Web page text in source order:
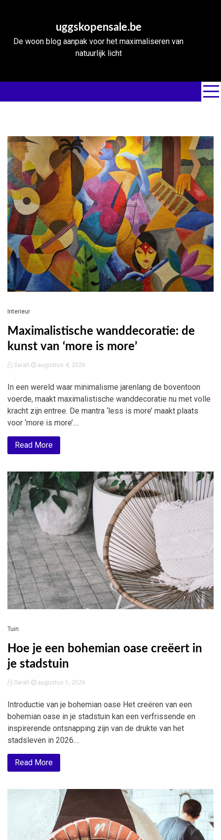
uggskopensale.be
De woon blog aanpak voor het maximaliseren van
natuurlijk licht
Interieur
Maximalistische wanddecoratie: de
kunst van ‘more is more’
Sarah augustus 4, 2026
In een wereld waar minimalisme jarenlang de boventoon
voerde, maakt maximalistische wanddecoratie nu met volle
kracht zijn entree. De mantra ‘less is more’ maakt plaats
voor ‘more is more’....
Read More
Tuin
Hoe je een bohemian oase creëert in
je stadstuin
Sarah augustus 1, 2026
Introductie van je bohemian oase Het creëren van een
bohemian oase in je stadstuin kan een verfrissende en
inspirerende ontsnapping zijn van de drukte van het
stadsleven in 2026....
Read More